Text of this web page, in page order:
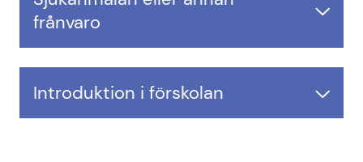
frånvaro
Introduktion i förskolan